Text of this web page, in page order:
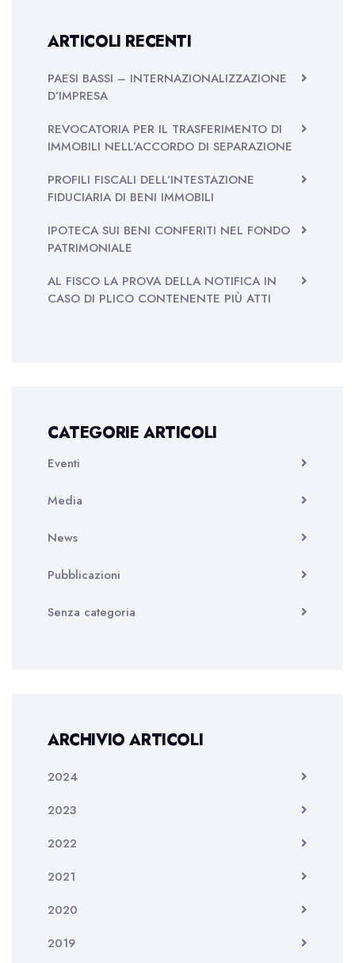
ARTICOLI RECENTI
PAESI BASSI – INTERNAZIONALIZZAZIONE
D’IMPRESA
REVOCATORIA PER IL TRASFERIMENTO DI
IMMOBILI NELL’ACCORDO DI SEPARAZIONE
PROFILI FISCALI DELL’INTESTAZIONE
FIDUCIARIA DI BENI IMMOBILI
IPOTECA SUI BENI CONFERITI NEL FONDO
PATRIMONIALE
AL FISCO LA PROVA DELLA NOTIFICA IN
CASO DI PLICO CONTENENTE PIÙ ATTI
CATEGORIE ARTICOLI
Eventi
Media
News
Pubblicazioni
Senza categoria
ARCHIVIO ARTICOLI
2024
2023
2022
2021
2020
2019